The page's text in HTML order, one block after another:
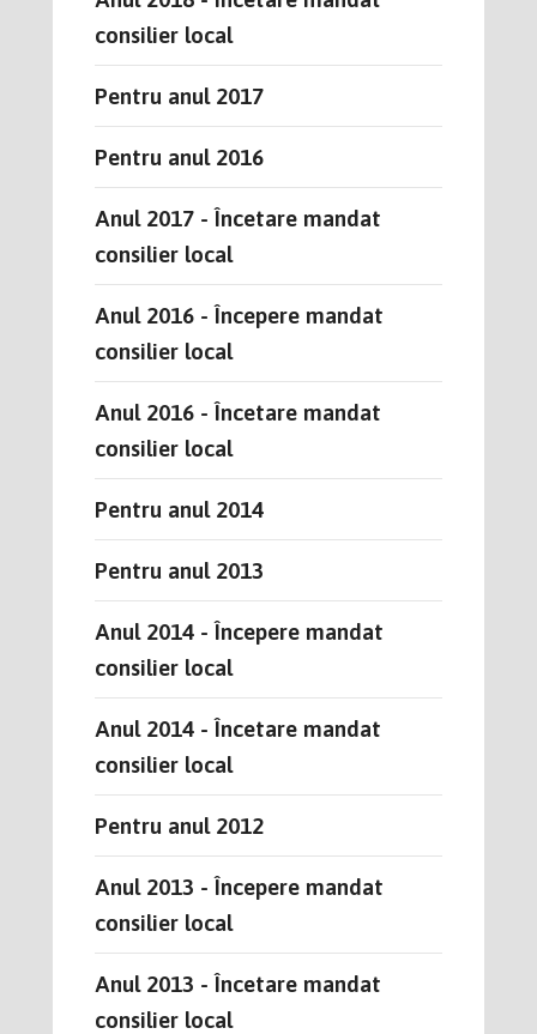
consilier local
Pentru anul 2017
Pentru anul 2016
Anul 2017 - Încetare mandat
consilier local
Anul 2016 - Începere mandat
consilier local
Anul 2016 - Încetare mandat
consilier local
Pentru anul 2014
Pentru anul 2013
Anul 2014 - Începere mandat
consilier local
Anul 2014 - Încetare mandat
consilier local
Pentru anul 2012
Anul 2013 - Începere mandat
consilier local
Anul 2013 - Încetare mandat
consilier local